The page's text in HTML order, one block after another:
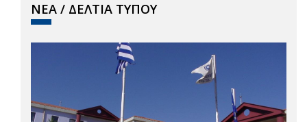
ΝΕΑ / ΔΕΛΤΙΑ ΤΥΠΟΥ